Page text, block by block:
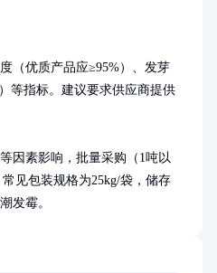
（优质产品应≥95%）、发芽
等指标。建议要求供应商提供
因素影响，批量采购（1吨以
见包装规格为25kg/袋，储存
发霉。